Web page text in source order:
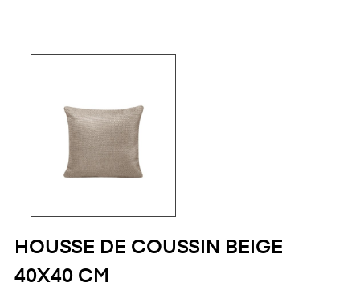
HOUSSE DE COUSSIN BEIGE
40X40 CM